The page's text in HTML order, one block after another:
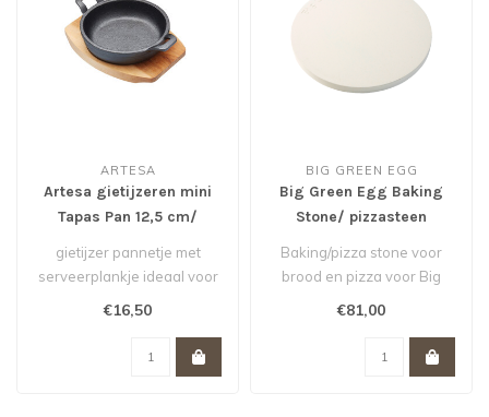
ARTESA
Artesa gietijzeren mini
Tapas Pan 12,5 cm/
houten serveerplankje
gietijzer pannetje met
serveerplankje ideaal voor
gerechtjes op de BBQ of uit
€16,50
BIG GREEN EGG
Big Green Egg Baking
Stone/ pizzasteen
Medium MiniMax Small *
Baking/pizza stone voor
brood en pizza voor Big
Green Egg Medium,
€81,00